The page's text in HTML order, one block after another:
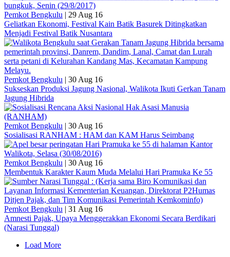
Pemkot Bengkulu | 29 Aug 16
Geliatkan Ekonomi, Festival Kain Batik Basurek Ditingkatkan
Menjadi Festival Batik Nusantara
Pemkot Bengkulu | 30 Aug 16
Sukseskan Produksi Jagung Nasional, Walikota Ikuti Gerkan Tanam
Jagung Hibrida
Pemkot Bengkulu | 30 Aug 16
Sosialisasi RANHAM : HAM dan KAM Harus Seimbang
Pemkot Bengkulu | 30 Aug 16
Membentuk Karakter Kaum Muda Melalui Hari Pramuka Ke 55
Pemkot Bengkulu | 31 Aug 16
Amnesti Pajak, Upaya Menggerakkan Ekonomi Secara Berdikari
(Narasi Tunggal)
Load More